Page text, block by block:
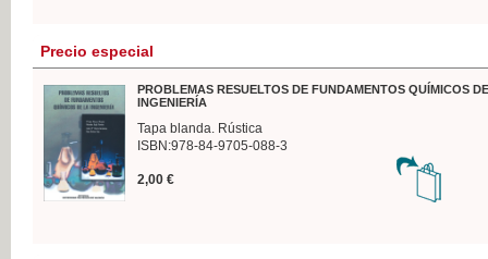
Precio especial
PROBLEMAS RESUELTOS DE FUNDAMENTOS QUÍMICOS
INGENIERÍA
Tapa blanda. Rústica
ISBN:978-84-9705-088-3
2,00 €